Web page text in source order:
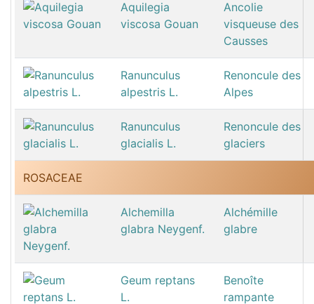
Aquilegia
viscosa Gouan
Ancolie
visqueuse des
Causses
Ranunculus
alpestris L.
Renoncule des
Alpes
Ranunculus
glacialis L.
Renoncule des
glaciers
ROSACEAE
Alchemilla
glabra Neygenf.
Alchémille
glabre
Geum reptans
L.
Benoîte
rampante